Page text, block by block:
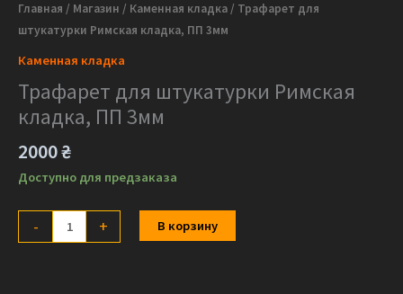
Главная / Магазин / Каменная кладка/ Трафарет для
штукатурки Римская кладка, ПП 3мм
Каменная кладка
Трафарет для штукатурки Римская
кладка, ПП 3мм
2000₴
Доступно для предзаказа
-
Количество
товара
+ В корзину